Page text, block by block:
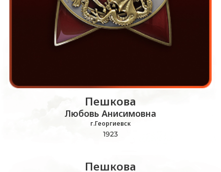
Пешкова
Любовь Анисимовна
г.Георгиевск
1923
Пешкова